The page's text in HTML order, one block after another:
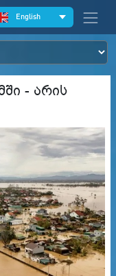
English
- არის